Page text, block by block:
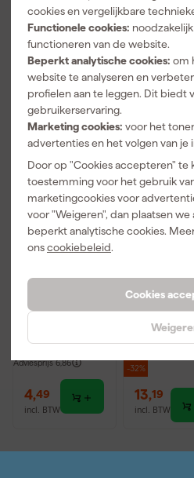
cookies en vergelijkbare
Functionele cookies:
functioneren van de website.
Beperkt analytische cookies: om
website te analyseren en
profielen aan te leggen. Dit biedt
gebruikerservaring.
Marketing cookies: voor het
advertenties en het volgen van je
Door op "Cookies accepteren" te
toestemming voor het gebruik
marketingcookies voor
voor "Weigeren", dan plaatsen
beperkt analytische cookies.
onscookiebeleid.
Cookies
Bekijk alle kenmerken
Vaak gekocht met
SY120-1D EU
zonder
Morgen
Adviesprijs 6,86
4,49
incl. BTW
Speciale
edschap -
0,5L
Morgen
bezorgd
-32%
13,19
incl. BTW